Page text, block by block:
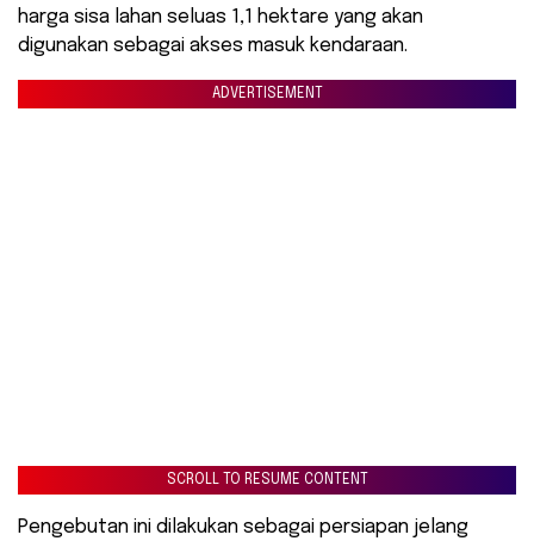
harga sisa lahan seluas 1,1 hektare yang akan
digunakan sebagai akses masuk kendaraan.
ADVERTISEMENT
SCROLL TO RESUME CONTENT
Pengebutan ini dilakukan sebagai persiapan jelang